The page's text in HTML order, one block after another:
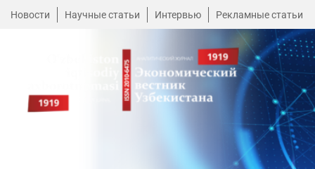
Новости Научные статьи Интервью Рекламные статьи